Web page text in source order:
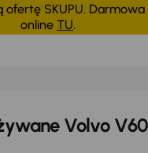
ofertę SKUPU.
online TU.
wszystko
Volvo